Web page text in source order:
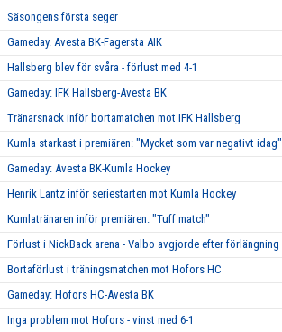
Säsongens första seger
Gameday. Avesta BK-Fagersta AIK
Hallsberg blev för svåra - förlust med 4-1
Gameday: IFK Hallsberg-Avesta BK
Tränarsnack inför bortamatchen mot IFK Hallsberg
Kumla starkast i premiären: "Mycket som var negativt idag"
Gameday: Avesta BK-Kumla Hockey
Henrik Lantz inför seriestarten mot Kumla Hockey
Kumlatränaren inför premiären: "Tuff match"
Förlust i NickBack arena - Valbo avgjorde efter förlängning
Bortaförlust i träningsmatchen mot Hofors HC
Gameday: Hofors HC-Avesta BK
Inga problem mot Hofors - vinst med 6-1